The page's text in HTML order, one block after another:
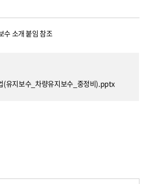
수 소개 붙임 참조
(유지보수_차량유지보수_중정비).pptx